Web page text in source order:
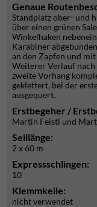
Genaue
Standplatz ober- und
über einen grünen
Winkelhaken
Karabiner
an den Zapfen und
Weiterer Verlauf nach
zweite Vorhang
geklettert, bei der
ausgequert.
Erstbegeher /
Martin Feistl und
Seillänge:
2 x 60 m
Expressschlingen:
10
Klemmkeile:
nicht verwendet